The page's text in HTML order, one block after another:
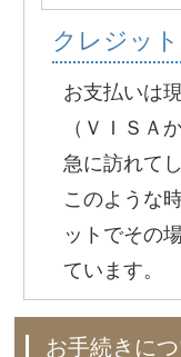
クレジッ
お支払いは
（ＶＩＳＡ
急に訪れて
このような
ットでその
ています。
お手続きに